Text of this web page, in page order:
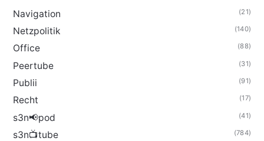
Navigation (21)
Netzpolitik (140)
Office (88)
Peertube (31)
Publii (91)
Recht (17)
s3n📢pod (41)
s3n📺tube (784)